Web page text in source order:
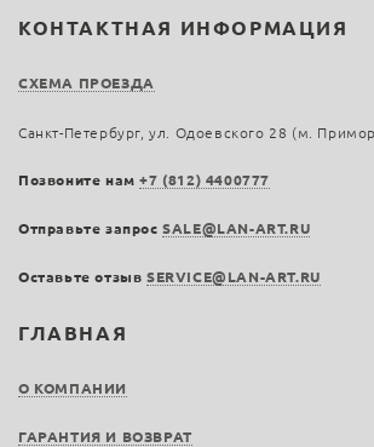
ГЛАВНАЯ
О КОМПАНИИ
ГАРАНТИЯ И ВОЗВРАТ
КОНТАКТНАЯ ИНФОРМАЦИЯ
СХЕМА ПРОЕЗДА
Санкт-Петербург, ул. Одоевского 28 (м.
Позвоните нам+7 (812) 4400777
Отправьте запросSALE@LAN-ART.RU
Оставьте отзыв SERVICE@LAN-ART.RU